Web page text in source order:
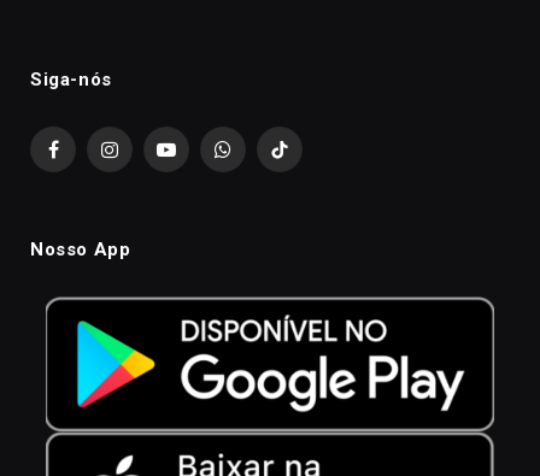
Siga-nós
FacebookInstagramYouTubeWhatsAppTikTok
Nosso App